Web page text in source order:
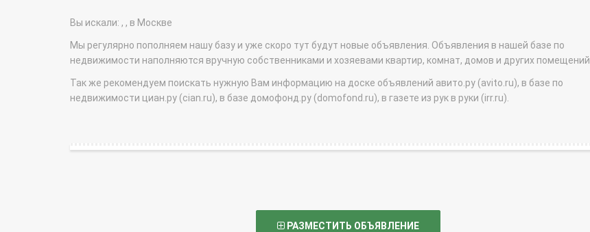
Вы искали: , , в Москве
Мы регулярно пополняем нашу базу и уже скоро тут будут новые объявления. Объявления в нашей базе по
недвижимости наполняются вручную собственниками и хозяевами квартир, комнат, домов и других помещений.
Так же рекомендуем поискать нужную Вам информацию на доске объявлений авито.ру (avito.ru), в базе по
недвижимости циан.ру (cian.ru), в базе домофонд.ру (domofond.ru), в газете из рук в руки (irr.ru).
РАЗМЕСТИТЬ ОБЪЯВЛЕНИЕ